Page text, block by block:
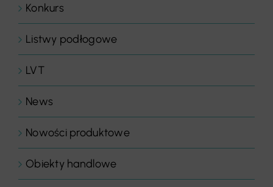
Konkurs
Listwy podłogowe
LVT
News
Nowości produktowe
Obiekty handlowe